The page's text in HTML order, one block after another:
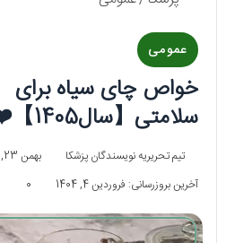
عمومی
خواص چای سیاه برای
سلامتی【سال1405】❤️
تیم تحریریه نویسندگان پزشکا
بهمن 23, 1402
آخرین بروزرسانی: فروردین 4, 1404
0